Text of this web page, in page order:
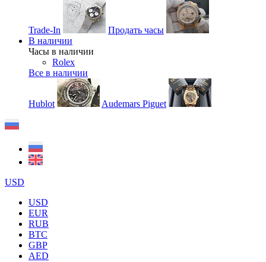
Trade-In
Продать часы
В наличии
Часы в наличии
Rolex
Все в наличии
Hublot Audemars Piguet
USD
USD
EUR
RUB
BTC
GBP
AED